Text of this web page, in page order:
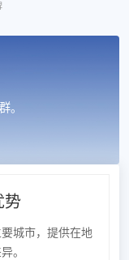
。
势
城市，提供在地
。